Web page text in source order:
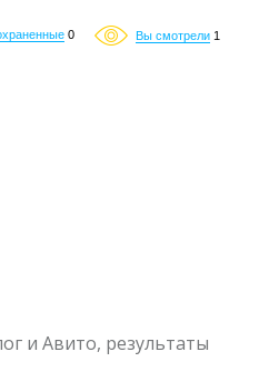
0 Вы смотрели 1
и Авито, результаты